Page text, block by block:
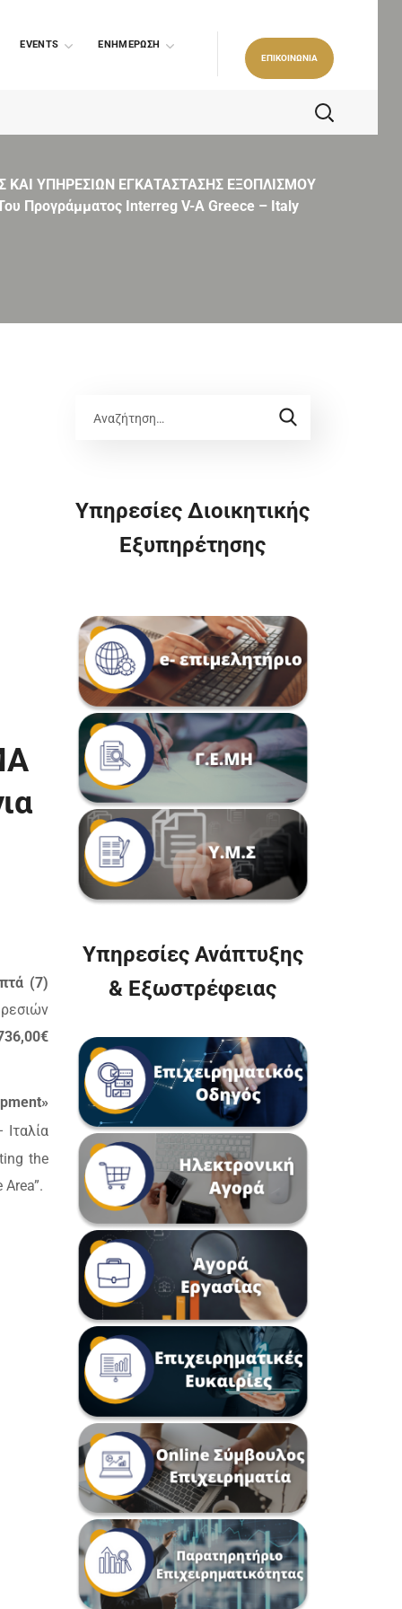
EVENTS ΕΝΗΜΕΡΩΣΗ
ΕΠΙΚΟΙΝΩΝΙΑ
ΥΠΗΡΕΣΙΩΝ ΕΓΚΑΤΑΣΤΑΣΗΣ ΕΞΟΠΛΙΣΜΟΥ
Προγράμματος Interreg V-A Greece – Italy
(7)
»
the
Area”.
Υπηρεσίες Διοικητικής
Εξυπηρέτησης
Υπηρεσίες Ανάπτυξης
& Εξωστρέφειας